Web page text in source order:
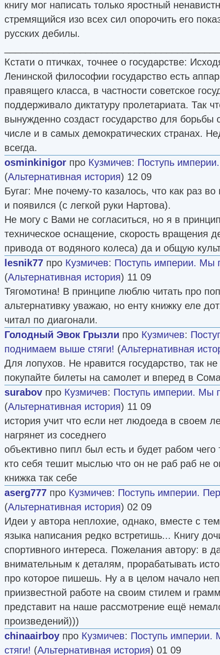
книгу мог написать только яростный
стремящийся изо всех сил опорочить его
русских дебилы.
Кстати о птичках, точнее о государстве:
Ленинской философии государство есть
правящего класса, в частности советское
поддерживало диктатуру пролетариата. Так
вынужденно создаст государство для
числе и в самых демократических странах.
всегда.
osminkinigor про Кузмичев: Поступь
(Альтернативная история) 12 09
Бугаг: Мне почему-то казалось, что как раз
и появился (с легкой руки Нартова).
Не могу с Вами не согласиться, но я в
техническое оснащение, скорость вращения
привода от водяного колеса) да и общую
lesnik77 про Кузмичев: Поступь империи. Мы
(Альтернативная история) 11 09
Тягомотина! В принципе люблю читать про
альтернативку уважаю, но енту книжку еле
читал по диагонали.
Голодный Эвок Грызли про Кузмичев:
поднимаем выше стяги! (Альтернативная
Для лопухов. Не нравится государство, так
покупайте билеты на самолет и вперед в
surabov про Кузмичев: Поступь империи. Мы
(Альтернативная история) 11 09
история учит что если нет людоеда в своем
нагрянет из соседнего
объективно пипл был есть и будет рабом чего
кто себя тешит мыслью что он не раб раб не
книжка так себе
aserg777 про Кузмичев: Поступь империи.
(Альтернативная история) 02 09
Идеи у автора неплохие, однако, вместе с
языка написания редко встретишь... Книгу
спортивного интереса. Пожелания автору: в
внимательным к деталям, прорабатывать
про которое пишешь. Ну а в целом начало
приизвестной работе на своим стилем и
представит на наше рассмотрение ещё
произведений)))
chinaairboy про Кузмичев: Поступь
стяги! (Альтернативная история) 01 09